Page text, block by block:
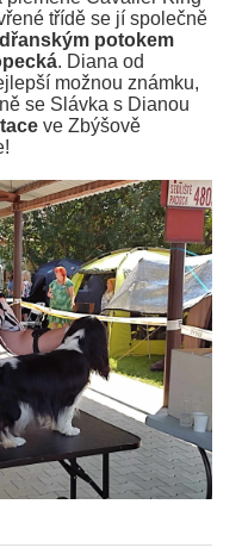
třídě se jí společně
potokem
. Diana od
možnou známku,
se Slávka s Dianou
ve Zbýšově